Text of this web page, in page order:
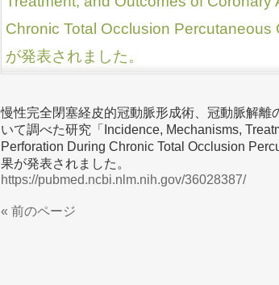
Chronic Total Occlusion Percutaneous
が発表されました。
慢性完全閉塞経皮的冠動脈形成術、冠動脈解
いて調べた研究「Incidence, Mechanisms,
Perforation During Chronic Total Occlusion
果が発表されました。
https://pubmed.ncbi.nlm.nih.gov/36028387/
« 前のページ